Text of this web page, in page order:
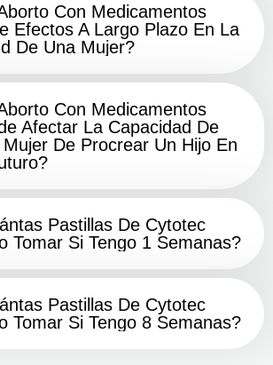
Con Medicamentos
Efectos A Largo Plazo En La
De Una Mujer?
Con Medicamentos
Afectar La Capacidad De
Mujer De Procrear Un Hijo En
Pastillas De Cytotec
Tomar Si Tengo 1 Semanas?
Pastillas De Cytotec
Tomar Si Tengo 8 Semanas?